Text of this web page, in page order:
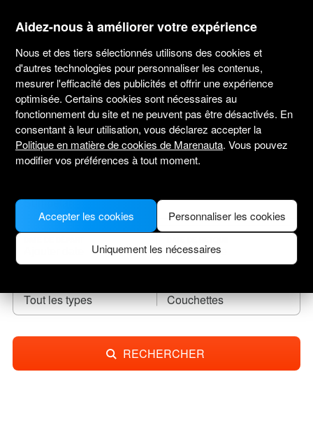
marenauta
Location de bateaux Sumpetar
Sélectionnez une date de départ et trouvez
votre bateau de location.
Tout les types Couchettes
RECHERCHER
Aidez-nous à améliorer votre expérience
Nous et des tiers sélectionnés utilisons des cookies et
d'autres technologies pour personnaliser les contenus,
mesurer l'efficacité des publicités et offrir une expérience
optimisée. Certains cookies sont nécessaires au
fonctionnement du site et ne peuvent pas être désactivés. En
consentant à leur utilisation, vous déclarez accepter la
Politique en matière de cookies de Marenauta. Vous pouvez
modifier vos préférences à tout moment.
Personnaliser les cookies
Uniquement les nécessaires
Accepter les cookies